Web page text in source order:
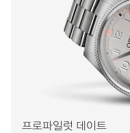
프로파일럿 데이트